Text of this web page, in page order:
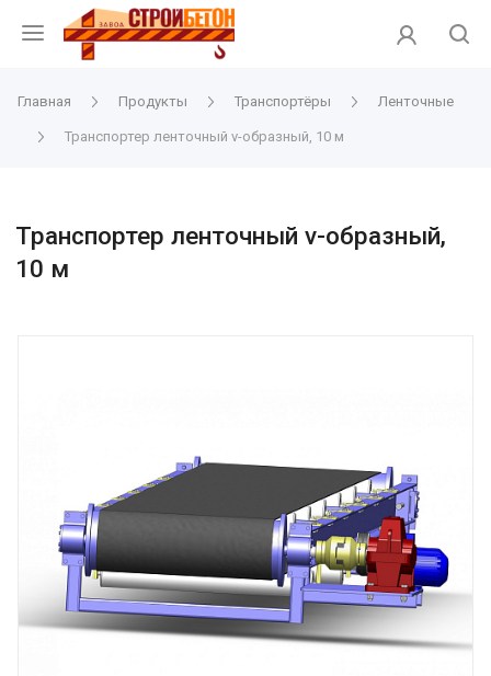
Главная Продукты Транспортёры Ленточные
Транспортер ленточный v-образный, 10 м
Транспортер ленточный v-образный,
10 м